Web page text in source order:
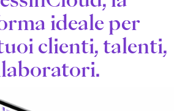
ideale per
clienti, talenti,